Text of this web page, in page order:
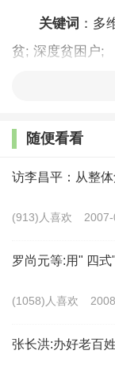
关键词 ：多
贫; 深度贫困户;
十八大以来
余贫困人口数量
的重要工作。近
持续发展。在精
困瞄准数量缺口
随便看看
访李昌平：从整
(913)人喜欢
罗尚元等:用" 四
(1058)人喜欢
张长洪:办好老百